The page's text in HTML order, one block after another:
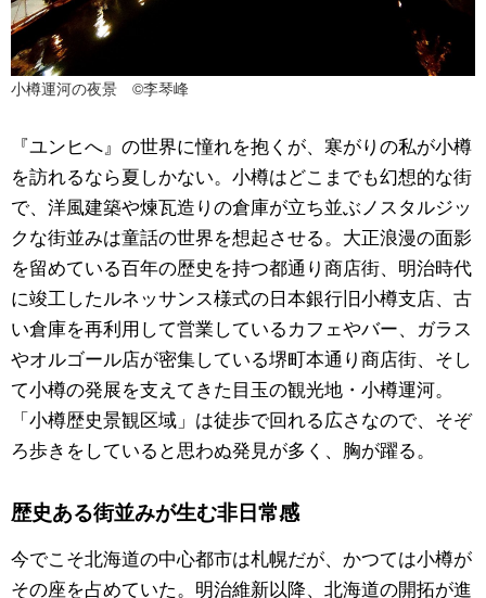
小樽運河の夜景 ©李琴峰
『ユンヒへ』の世界に憧れを抱くが、寒がりの私が小樽
を訪れるなら夏しかない。小樽はどこまでも幻想的な街
で、洋風建築や煉瓦造りの倉庫が立ち並ぶノスタルジッ
クな街並みは童話の世界を想起させる。大正浪漫の面影
を留めている百年の歴史を持つ都通り商店街、明治時代
に竣工したルネッサンス様式の日本銀行旧小樽支店、古
い倉庫を再利用して営業しているカフェやバー、ガラス
やオルゴール店が密集している堺町本通り商店街、そし
て小樽の発展を支えてきた目玉の観光地・小樽運河。
「小樽歴史景観区域」は徒歩で回れる広さなので、そぞ
ろ歩きをしていると思わぬ発見が多く、胸が躍る。
歴史ある街並みが生む非日常感
今でこそ北海道の中心都市は札幌だが、かつては小樽が
その座を占めていた。明治維新以降、北海道の開拓が進